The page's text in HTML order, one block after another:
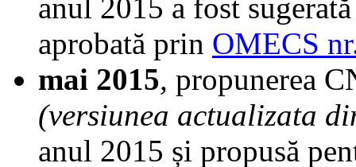
anul 2015 a fost
aprobată prin OMECS
mai 2015, propunerea
(versiunea actualizata
anul 2015 și propusă